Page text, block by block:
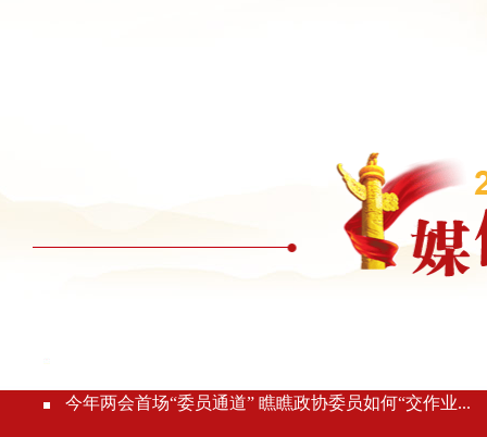
今年两会首场“委员通道” 瞧瞧政协委员如何“交作业...